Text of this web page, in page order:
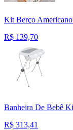
Kit Berço
R$ 139,70
Banheira De Bebê
R$ 313,41